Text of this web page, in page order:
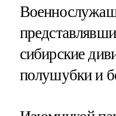
сибирские
полушубки и